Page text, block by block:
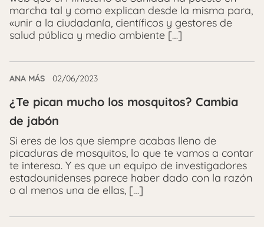
marcha tal y como explican desde la misma para,
«unir a la ciudadanía, científicos y gestores de
salud pública y medio ambiente […]
ANA MÁS 02/06/2023
¿Te pican mucho los mosquitos? Cambia
de jabón
Si eres de los que siempre acabas lleno de
picaduras de mosquitos, lo que te vamos a contar
te interesa. Y es que un equipo de investigadores
estadounidenses parece haber dado con la razón
o al menos una de ellas, […]